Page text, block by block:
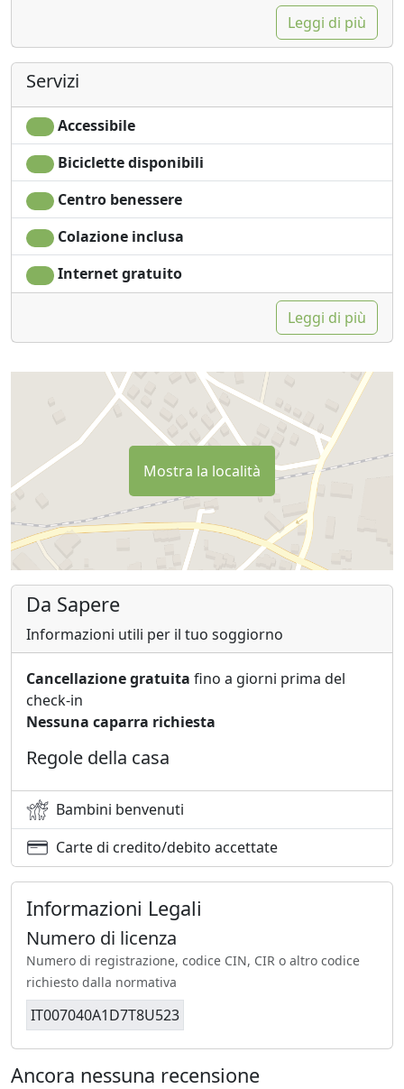
Leggi di più
Servizi
Accessibile
Biciclette disponibili
Centro benessere
Colazione inclusa
Internet gratuito
Leggi di più
Mostra la località
Da Sapere
Informazioni utili per il tuo soggiorno
Cancellazione gratuita fino a giorni prima del
check-in
Nessuna caparra richiesta
Regole della casa
Bambini benvenuti
Carte di credito/debito accettate
Informazioni Legali
Numero di licenza
Numero di registrazione, codice CIN, CIR o altro codice
richiesto dalla normativa
IT007040A1D7T8U523
Ancora nessuna recensione